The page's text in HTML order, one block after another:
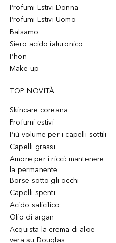
Profumi Estivi Donna
Profumi Estivi Uomo
Balsamo
Siero acido ialuronico
Phon
Make up
TOP NOVITÀ
Skincare coreana
Profumi estivi
Più volume per i capelli sottili
Capelli grassi
Amore per i ricci: mantenere
la permanente
Borse sotto gli occhi
Capelli spenti
Acido salicilico
Olio di argan
Acquista la crema di aloe
vera su Douglas